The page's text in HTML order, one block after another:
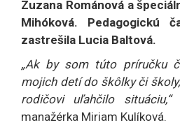
Zuzana Románová a
Mihóková.
Pedagogickú
zastrešila Lucia Baltová.
„Ak by som túto príručku
mojich detí do škôlky či
rodičovi uľahčilo situáciu,“
manažérka Miriam Kulíková.